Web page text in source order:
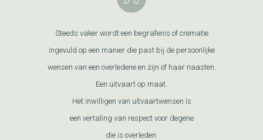
Steeds vaker wordt een begrafenis of crematie
ingevuld op een manier die past bij de persoonlijke
wensen van een overledene en zijn of haar naasten.
Een uitvaart op maat.
Het inwilligen van uitvaartwensen is
een vertaling van respect voor degene
die is overleden.